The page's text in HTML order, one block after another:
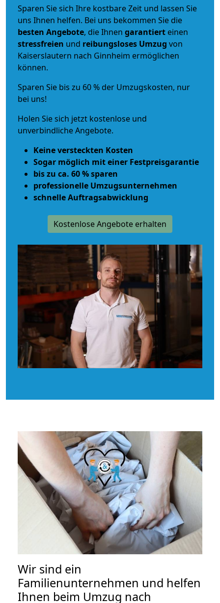
Sparen Sie sich Ihre kostbare Zeit und lassen Sie
uns Ihnen helfen. Bei uns bekommen Sie die
besten Angebote, die Ihnen garantiert einen
stressfreien und reibungsloses Umzug von
Kaiserslautern nach Ginnheim ermöglichen
können.
Sparen Sie bis zu 60 % der Umzugskosten, nur
bei uns!
Holen Sie sich jetzt kostenlose und
unverbindliche Angebote.
Keine versteckten Kosten
Sogar möglich mit einer Festpreisgarantie
bis zu ca. 60 % sparen
professionelle Umzugsunternehmen
schnelle Auftragsabwicklung
Kostenlose Angebote erhalten
Wir sind ein
Familienunternehmen und helfen
Ihnen beim Umzug nach